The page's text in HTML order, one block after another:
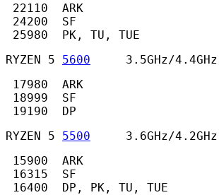
22110  ARK
24200  SF
25980  PK, TU, TUE
RYZEN 5 5600
3.5GHz/
17980  ARK
18999  SF
19190  DP
RYZEN 5 5500
3.6GHz/
15900  ARK
16315  SF
16400  DP, PK, TU, TUE